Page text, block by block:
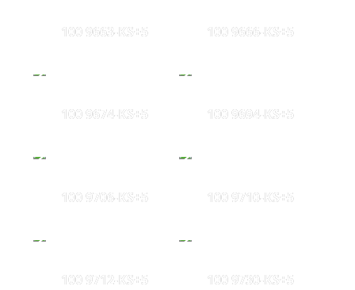
100 9663-KS+5 100 9666-KS+5
100 9674-KS+5 100 9694-KS+5
100 9706-KS+5 100 9710-KS+5
100 9712-KS+5 100 9730-KS+5